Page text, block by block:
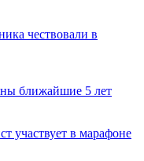
чествовали в
ближайшие 5 лет
участвует в марафоне